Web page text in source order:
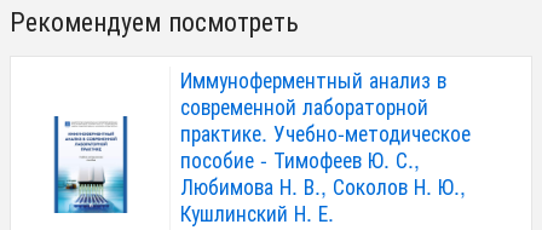
Рекомендуем посмотреть
Иммуноферментный анализ в
современной лабораторной
практике. Учебно-методическое
пособие - Тимофеев Ю. С.,
Любимова Н. В., Соколов Н. Ю.,
Кушлинский Н. Е.